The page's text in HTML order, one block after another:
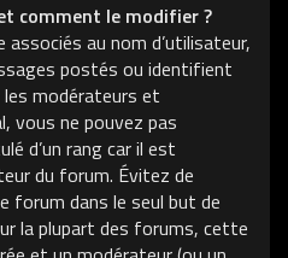
comment le modifier ?
au nom d’utilisateur,
postés ou identifient
modérateurs et
vous ne pouvez pas
d’un rang car il est
du forum. Évitez de
forum dans le seul but de
la plupart des forums, cette